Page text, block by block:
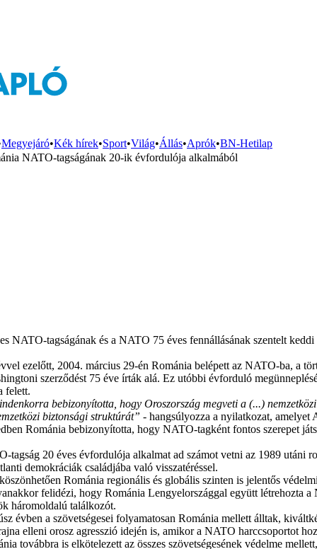
Megyejáró•Kék hírek•Sport•Világ•Állás•Aprók•BN-Hetilap
NATO-tagságának 20-ik évfordulója alkalmából
NATO-tagságának és a NATO 75 éves fennállásának szentelt
ezelőtt, 2004. március 29-én Románia belépett az NATO-ba, a
szerződést 75 éve írták alá. Ez utóbbi évforduló
felett.
bebizonyította, hogy Oroszország megveti a (...)
biztonsági struktúrát” - hangsúlyozza a nyilatkozat, amelyet
Románia bebizonyította, hogy NATO-tagként fontos szerepet
tagság 20 éves évfordulója alkalmat ad számot vetni az 1989
demokráciák családjába való visszatéréssel.
Románia regionális és globális szinten is jelentős
felidézi, hogy Románia Lengyelországgal együtt létrehozta
háromoldalú találkozót.
évben a szövetségesei folyamatosan Románia mellett álltak,
elleni orosz agresszió idején is, amikor a NATO harccsoportot
továbbra is elkötelezett az összes szövetségesének védelme